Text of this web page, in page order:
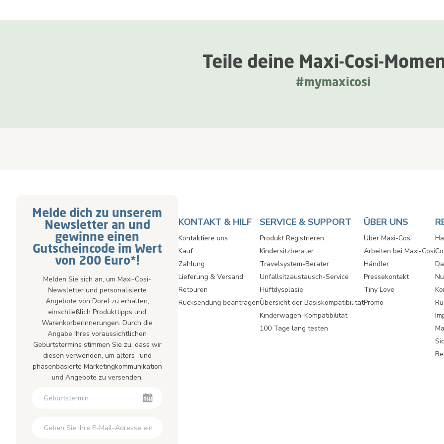
Teile deine Maxi-Cosi-
#mymaxicosi
Melde dich zu unserem
Newsletter an und
gewinne einen
Gutscheincode im Wert
von 200 Euro*!
Melden Sie sich an, um Maxi-Cosi-
Newsletter und personalisierte
Angebote von Dorel zu erhalten,
einschließlich Produkttipps und
Warenkorberinnerungen. Durch die
Angabe Ihres voraussichtlichen
Geburtstermins stimmen Sie zu, dass wir
diesen verwenden, um alters- und
phasenbasierte Marketingkommunikation
und Angebote zu versenden.
Zweiter Vorname
KONTAKT & HILF
Kontaktiere uns
Kauf
Zahlung
Lieferung & Versand
Retouren
Rücksendung beantragen
SERVICE & SUPPORT
Produkt Registrieren
Kindersitzberater
Travelsystem-Berater
Unfallsitzaustausch-Service
Hüftdysplasie
Übersicht der Basiskompatibilität
Kinderwagen-Kompatibilität
100 Tage lang testen
ÜBER UNS
Über Maxi-Cosi
Arbeiten bei Maxi-Cosi
Händler
Pressekontakt
Tiny Love
Promo